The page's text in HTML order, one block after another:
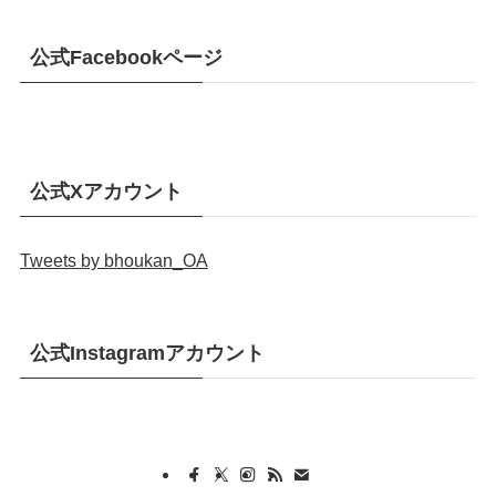
公式Facebookページ
公式Xアカウント
Tweets by bhoukan_OA
公式Instagramアカウント